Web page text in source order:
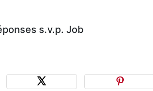
s.v.p. Job